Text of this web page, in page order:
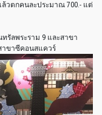
ล้วตกคนละประมาณ 700.- แต่
ทรัลพระราม 9 และสาขา
าขาซีคอนสแควร์